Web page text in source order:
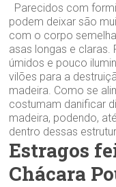
Parecidos com
podem deixar são
com o corpo
asas longas e claras.
úmidos e pouco
vilões para a
madeira. Como se
costumam danificar
madeira, podendo,
dentro dessas
Estragos
Chácara